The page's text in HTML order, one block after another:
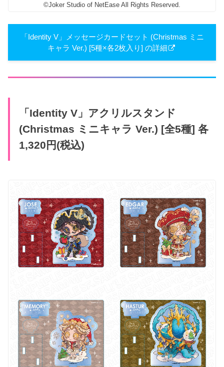
©Joker Studio of NetEase All Rights Reserved.
「Identity V」メッセージカードセット (Christmas ミニ
キャラ Ver.) [5種×各2枚入り] の詳細
「Identity V」アクリルスタンド
(Christmas ミニキャラ Ver.) [全5種] 各
1,320円(税込)